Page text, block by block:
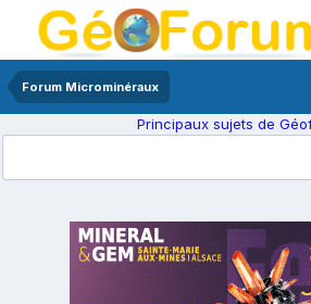
Forum Microminéraux
Principaux sujets de